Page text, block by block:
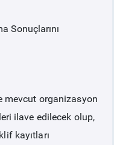
Sonuçlarını
mevcut organizasyon
ilave edilecek olup,
kayıtları